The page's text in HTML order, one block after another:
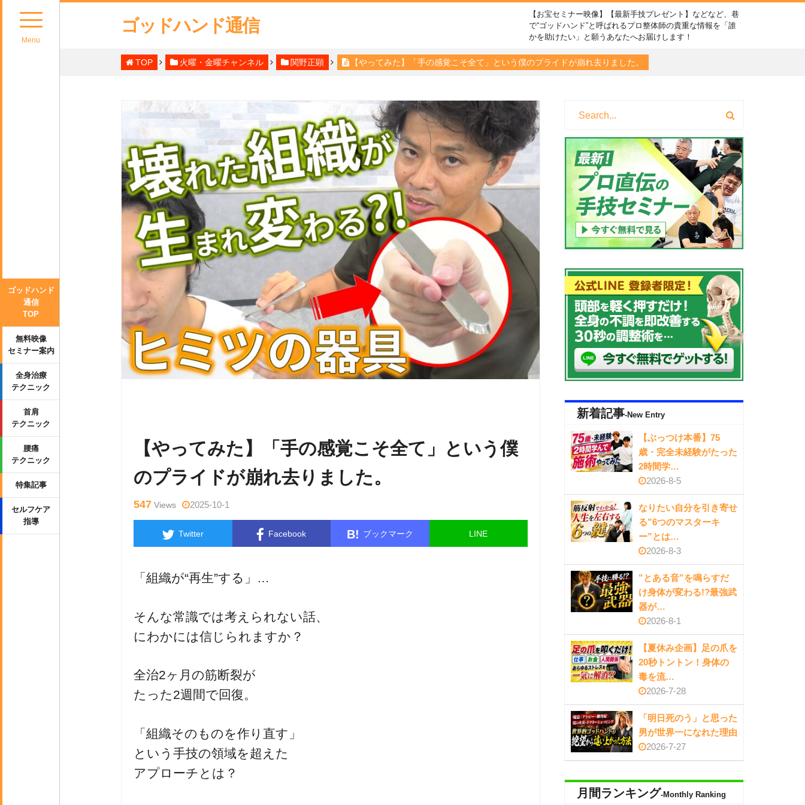
Menu
ゴッドハンド
通信
TOP
無料映像
セミナー案内
全身治療
テクニック
首肩
テクニック
腰痛
テクニック
特集記事
セルフケア
指導
ゴッドハンド通信
【お宝セミナー映像】【最新手技プレゼント】などなど、巷
で“ゴッドハンド”と呼ばれるプロ整体師の貴重な情報を「誰
かを助けたい」と願うあなたへお届けします！
TOP 火曜・金曜チャンネル 関野正顕 【やってみた】「手の感覚こそ全て」という僕のプライドが崩れ去りました。
【やってみた】「手の感覚こそ全て」という僕
のプライドが崩れ去りました。
547 Views 2025-10-1
Twitter Facebook B! ブックマーク LINE
「組織が“再生”する」…
そんな常識では考えられない話、
にわかには信じられますか？
全治2ヶ月の筋断裂が
たった2週間で回復。
「組織そのものを作り直す」
という手技の領域を超えた
アプローチとは？
新着記事-New Entry
【ぶっつけ本番】75
歳・完全未経験がたった
2時間学…
2026-8-5
なりたい自分を引き寄せ
る”6つのマスターキ
ー”とは…
2026-8-3
”とある音”を鳴らすだ
け身体が変わる!?最強武
器が…
2026-8-1
【夏休み企画】足の爪を
20秒トントン！身体の
毒を流…
2026-7-28
「明日死のう」と思った
男が世界一になれた理由
2026-7-27
月間ランキング-Monthly Ranking